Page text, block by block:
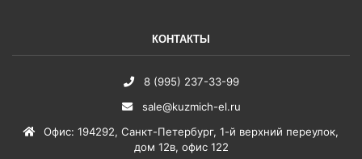
КОНТАКТЫ
8 (995) 237-33-99
sale@kuzmich-el.ru
Офис: 194292, Санкт-Петербург, 1-й верхний переулок,
дом 12в, офис 122